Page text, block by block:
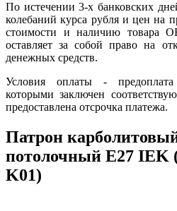
По истечении 3-х банковских
колебаний курса рубля и цен на
стоимости и наличию товара
оставляет за собой право на
денежных средств.
Условия оплаты -
которыми заключен
предоставлена отсрочка платежа.
Патрон
потолочный Е27 IEK
K01)